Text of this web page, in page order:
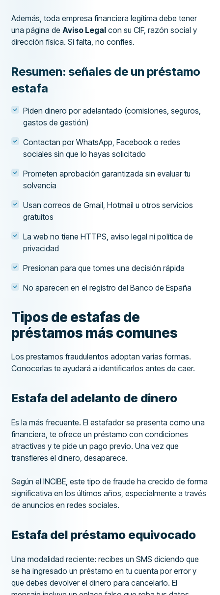
Además, toda empresa financiera legítima debe tener
una página de Aviso Legal con su CIF, razón social y
dirección física. Si falta, no confíes.
Resumen: señales de un préstamo
estafa
Piden dinero por adelantado (comisiones, seguros,
gastos de gestión)
Contactan por WhatsApp, Facebook o redes
sociales sin que lo hayas solicitado
Prometen aprobación garantizada sin evaluar tu
solvencia
Usan correos de Gmail, Hotmail u otros servicios
gratuitos
La web no tiene HTTPS, aviso legal ni política de
privacidad
Presionan para que tomes una decisión rápida
No aparecen en el registro del Banco de España
Tipos de estafas de
préstamos más comunes
Los prestamos fraudulentos adoptan varias formas.
Conocerlas te ayudará a identificarlos antes de caer.
Estafa del adelanto de dinero
Es la más frecuente. El estafador se presenta como una
financiera, te ofrece un préstamo con condiciones
atractivas y te pide un pago previo. Una vez que
transfieres el dinero, desaparece.
Según el INCIBE, este tipo de fraude ha crecido de forma
significativa en los últimos años, especialmente a través
de anuncios en redes sociales.
Estafa del préstamo equivocado
Una modalidad reciente: recibes un SMS diciendo que
se ha ingresado un préstamo en tu cuenta por error y
que debes devolver el dinero para cancelarlo. El